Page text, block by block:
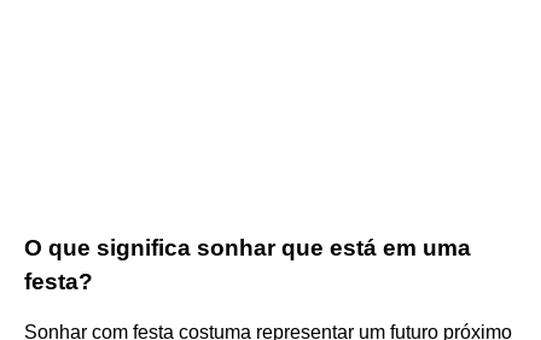
O que significa sonhar que está em uma
festa?
Sonhar com festa costuma representar um futuro próximo